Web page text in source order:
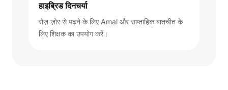
हाइब्रिड दिनचर्या
रोज़ ज़ोर से पढ़ने के लिए Amal और साप्ताहिक बातचीत के
लिए शिक्षक का उपयोग करें।